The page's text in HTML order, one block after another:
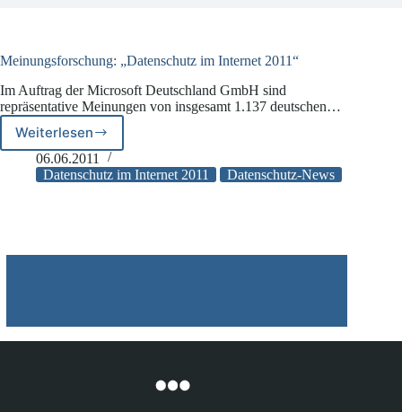
Meinungsforschung: „Datenschutz im Internet 2011“
Im Auftrag der Microsoft Deutschland GmbH sind
repräsentative Meinungen von insgesamt 1.137 deutschen…
WeiterlesenMeinungsforschung:
„Datenschutz
im
06.06.2011
Datenschutz im Internet 2011
Datenschutz-News